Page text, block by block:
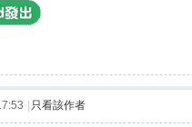
只看該作者